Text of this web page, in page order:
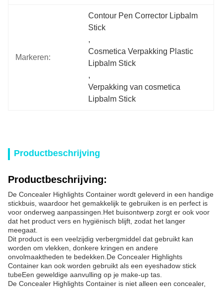
Markeren:
Contour Pen Corrector Lipbalm
Stick
,
Cosmetica Verpakking Plastic
Lipbalm Stick
,
Verpakking van cosmetica
Lipbalm Stick
Productbeschrijving
Productbeschrijving:
De Concealer Highlights Container wordt geleverd in een handige
stickbuis, waardoor het gemakkelijk te gebruiken is en perfect is
voor onderweg aanpassingen.Het buisontwerp zorgt er ook voor
dat het product vers en hygiënisch blijft, zodat het langer
meegaat.
Dit product is een veelzijdig verbergmiddel dat gebruikt kan
worden om vlekken, donkere kringen en andere
onvolmaaktheden te bedekken.De Concealer Highlights
Container kan ook worden gebruikt als een eyeshadow stick
tubeEen geweldige aanvulling op je make-up tas.
De Concealer Highlights Container is niet alleen een concealer,